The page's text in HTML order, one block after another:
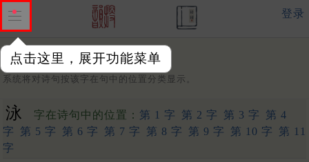
点击这里，展开功能菜单
登录
字：
系统将对诗句按该字在句中的位置分类显示。
泳 字在诗句中的位置： 第 1 字 第 2 字 第 3 字
第 4
字
第 5 字 第 6 字 第 7 字 第 8 字 第 9 字 第 10 字
第 11
字